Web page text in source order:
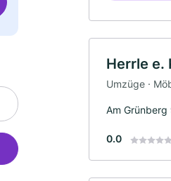
Herrle e.
Umzüge ·
Am
0.0